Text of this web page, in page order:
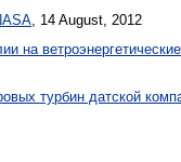
, 14 August, 2012
на
турбин датской